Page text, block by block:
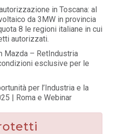
in Toscana: al
da 3MW in provincia
8 le regioni italiane in cui
autorizzati.
Mazda – RetIndustria
esclusive per le
per l’Industria e la
| Roma e Webinar